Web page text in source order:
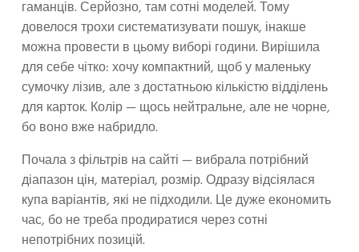
гаманців. Серйозно, там сотні моделей. Тому
довелося трохи систематизувати пошук, інакше
можна провести в цьому виборі години. Вирішила
для себе чітко: хочу компактний, щоб у маленьку
сумочку лізив, але з достатньою кількістю відділень
для карток. Колір — щось нейтральне, але не чорне,
бо воно вже набридло.
Почала з фільтрів на сайті — вибрала потрібний
діапазон цін, матеріал, розмір. Одразу відсіялася
купа варіантів, які не підходили. Це дуже економить
час, бо не треба продиратися через сотні
непотрібних позицій.